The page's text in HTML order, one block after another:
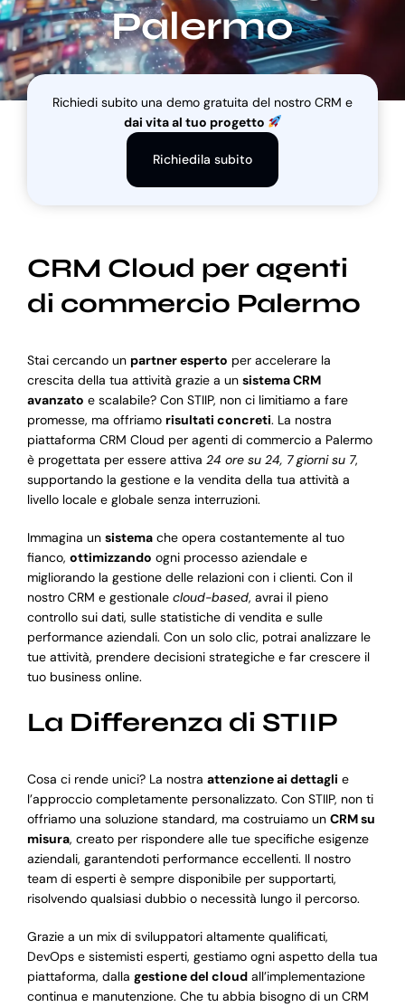
Blog
Palermo
Richiedi subito una demo gratuita del nostro CRM e
dai vita al tuo progetto
Richiedila subito
CRM Cloud per agenti
di commercio Palermo
Stai cercando un partner esperto per accelerare la
crescita della tua attività grazie a un sistema CRM
avanzato e scalabile? Con STIIP, non ci limitiamo a fare
promesse, ma offriamo risultati concreti. La nostra
piattaforma CRM Cloud per agenti di commercio a Palermo
è progettata per essere attiva 24 ore su 24, 7 giorni su 7,
supportando la gestione e la vendita della tua attività a
livello locale e globale senza interruzioni.
Immagina un sistemache opera costantemente al tuo
fianco, ottimizzando ogni processo aziendale e
migliorando la gestione delle relazioni con i clienti. Con il
nostro CRM e gestionale cloud-based, avrai il pieno
controllo sui dati, sulle statistiche di vendita e sulle
performance aziendali. Con un solo clic, potrai analizzare le
tue attività, prendere decisioni strategiche e far crescere il
tuo business online.
La Differenza di STIIP
Cosa ci rende unici? La nostra attenzione ai dettagli e
l’approccio completamente personalizzato. Con STIIP, non ti
offriamo una soluzione standard, ma costruiamo un CRM su
misura, creato per rispondere alle tue specifiche esigenze
aziendali, garantendoti performance eccellenti. Il nostro
team di esperti è sempre disponibile per supportarti,
risolvendo qualsiasi dubbio o necessità lungo il percorso.
Grazie a un mix di sviluppatori altamente qualificati,
DevOps e sistemisti esperti, gestiamo ogni aspetto della tua
piattaforma, dalla gestione del cloudall’implementazione
continua e manutenzione. Che tu abbia bisogno di un CRM